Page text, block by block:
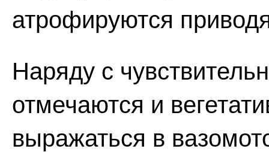
атрофируются
Наряду с
отмечаются и
выражаться в